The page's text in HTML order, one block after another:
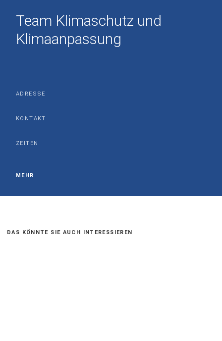
Team Klimaschutz und
Klimaanpassung
ADRESSE
KONTAKT
ZEITEN
MEHR
DAS KÖNNTE SIE AUCH INTERESSIEREN